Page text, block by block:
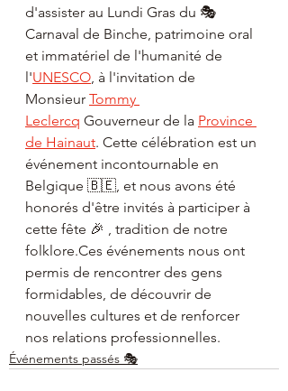
d'assister au Lundi Gras du 🎭
Carnaval de Binche, patrimoine oral
et immatériel de l'humanité de
l'UNESCO, à l'invitation de
Monsieur Tommy
Leclercq Gouverneur de la Province
de Hainaut. Cette célébration est un
événement incontournable en
Belgique 🇧🇪, et nous avons été
honorés d'être invités à participer à
cette fête 🎉 , tradition de notre
folklore.Ces événements nous ont
permis de rencontrer des gens
formidables, de découvrir de
nouvelles cultures et de renforcer
nos relations professionnelles.
Événements passés 🎭